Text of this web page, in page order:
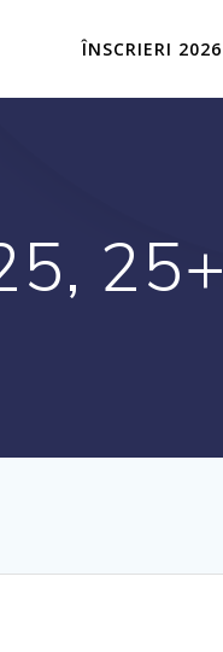
ÎNSCRIERI 2026
25+